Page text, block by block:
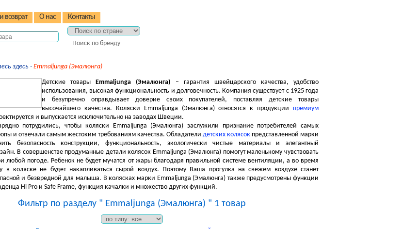
возврат О нас Контакты
Поиск по бренду
здесь - Emmaljunga (Эмалюнга)
Детские товарыEmmaljunga (Эмалюнга) – гарантия швейцарского качества, удобство
использования, высокая функциональность и долговечность. Компания существует с 1925 года
и безупречно оправдывает доверие своих покупателей, поставляя детские товары
высочайшего качества. Коляски Emmaljunga (Эмалюнга) относятся к продукции премиум
и выпускается исключительно на заводах Швеции.
потрудились, чтобы коляски Emmaljunga (Эмалюнга) заслужили признание потребителей самых
и отвечали самым жестоким требованиям качества. Обладатели детских колясокпредставленной марки
безопасность конструкции, функциональность, экологически чистые материалы и элегантный
В совершенстве продуманные детали колясок Emmaljunga (Эмалюнга) помогут маленькому чувствовать
любой погоде. Ребенок не будет мучатся от жары благодаря правильной системе вентиляции, а во время
в коляске не будет накапливаться сырой воздух. Поэтому Ваша прогулка на свежем воздухе станет
и безвредной для малыша. В колясках марки Emmaljunga (Эмалюнга) также предусмотрены функции
Hi Pro и Safe Frame, функция качалки и множество других функций.
Фильтр по разделу " Emmaljunga (Эмалюнга) " 1 товар